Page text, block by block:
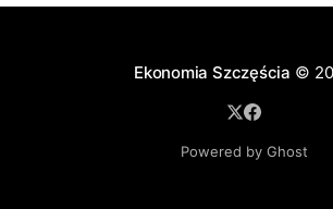
Ekonomia Szczęścia ©
Powered by Ghost